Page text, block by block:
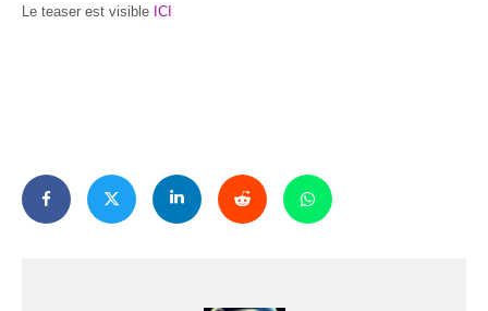
Le teaser est visible ICI